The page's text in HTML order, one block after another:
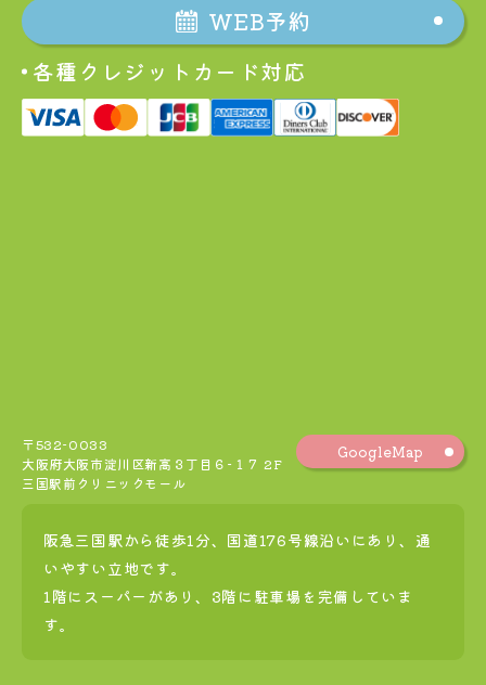
WEB予約
各種クレジットカード対応
〒532-0033
大阪府大阪市淀川区新高３丁目６−１７ 2F
三国駅前クリニックモール
GoogleMap
阪急三国駅から徒歩1分、国道176号線沿いにあり、通
いやすい立地です。
1階にスーパーがあり、3階に駐車場を完備していま
す。